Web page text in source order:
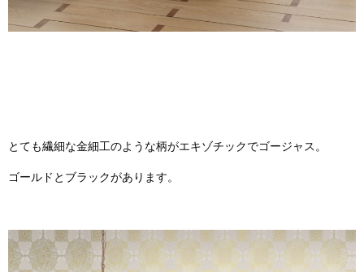
とても繊細な金細工のような柄がエキゾチックでゴージャス。
ゴールドとブラックがあります。